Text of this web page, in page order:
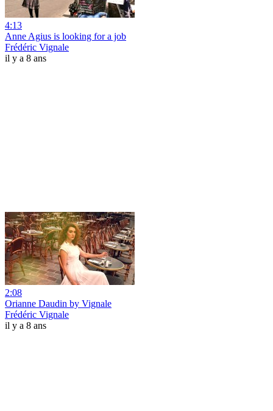
4:13
Anne Agius is looking for a job
Frédéric Vignale
il y a 8 ans
2:08
Orianne Daudin by Vignale
Frédéric Vignale
il y a 8 ans